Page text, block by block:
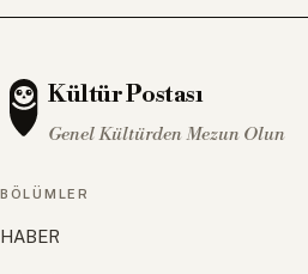
Kültür Postası
Genel Kültürden Mezun Olun
BÖLÜMLER
HABER